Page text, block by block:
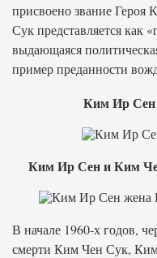
присвоено звание
Сук представляется как
выдающаяся
пример преданности
Ким Ир
Ким Ир Сен и Ким
В начале 1960-х годов,
смерти Ким Чен Сук,